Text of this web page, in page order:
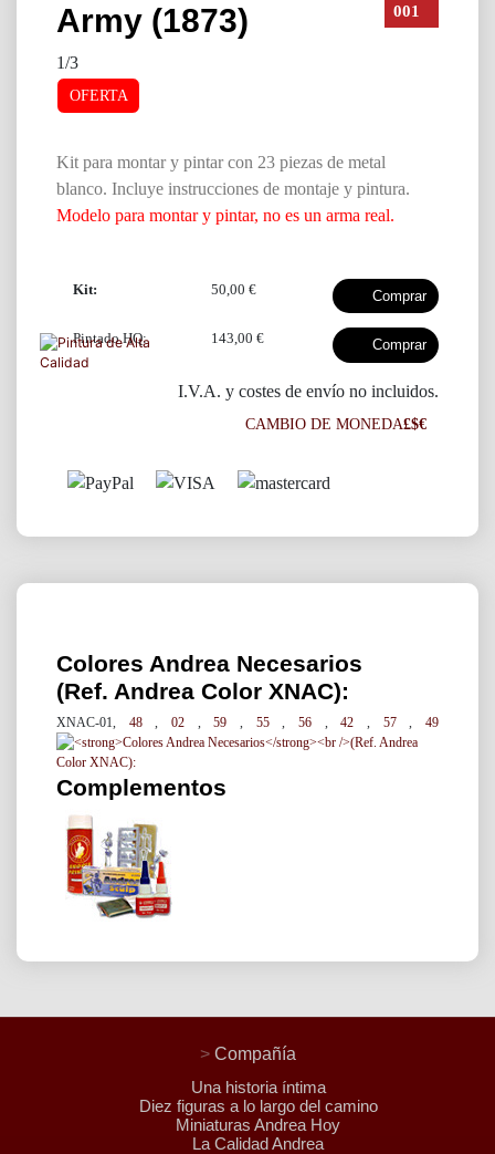
Army (1873)
001
1/3
OFERTA
Kit para montar y pintar con 23 piezas de metal
blanco. Incluye instrucciones de montaje y pintura.
Modelo para montar y pintar, no es un arma real.
Kit: 50,00 €
Pintado HQ: 143,00 €
I.V.A. y costes de envío no incluidos.
CAMBIO DE MONEDA£$€
Colores Andrea Necesarios
(Ref. Andrea Color XNAC):
XNAC-01, 48 , 02 , 59 , 55 , 56 , 42 , 57 , 49
Complementos
> Compañía
Una historia íntima
Diez figuras a lo largo del camino
Miniaturas Andrea Hoy
La Calidad Andrea